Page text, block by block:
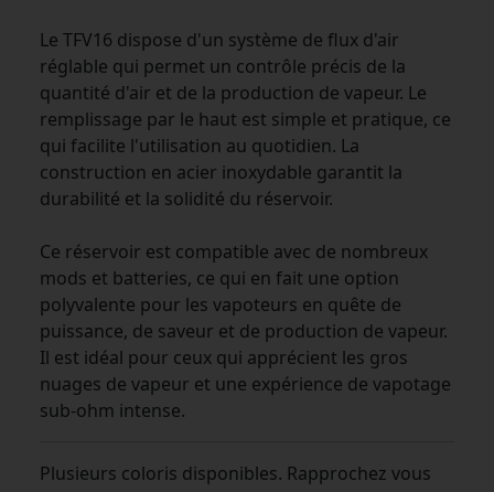
Le TFV16 dispose d'un système de flux d'air
réglable qui permet un contrôle précis de la
quantité d'air et de la production de vapeur. Le
remplissage par le haut est simple et pratique, ce
qui facilite l'utilisation au quotidien. La
construction en acier inoxydable garantit la
durabilité et la solidité du réservoir.
Ce réservoir est compatible avec de nombreux
mods et batteries, ce qui en fait une option
polyvalente pour les vapoteurs en quête de
puissance, de saveur et de production de vapeur.
Il est idéal pour ceux qui apprécient les gros
nuages de vapeur et une expérience de vapotage
sub-ohm intense.
Plusieurs coloris disponibles. Rapprochez vous